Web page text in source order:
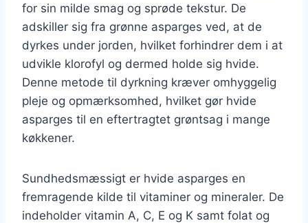
for sin milde smag og sprøde tekstur. De
adskiller sig fra grønne asparges ved, at de
dyrkes under jorden, hvilket forhindrer dem i at
udvikle klorofyl og dermed holde sig hvide.
Denne metode til dyrkning kræver omhyggelig
pleje og opmærksomhed, hvilket gør hvide
asparges til en eftertragtet grøntsag i mange
køkkener.
Sundhedsmæssigt er hvide asparges en
fremragende kilde til vitaminer og mineraler. De
indeholder vitamin A, C, E og K samt folat og